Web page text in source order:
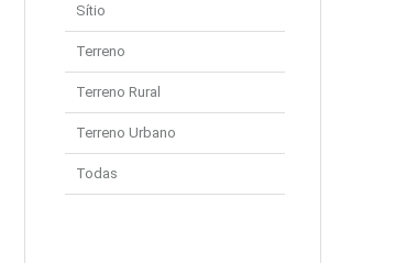
Sítio
Terreno
Terreno Rural
Terreno Urbano
Todas